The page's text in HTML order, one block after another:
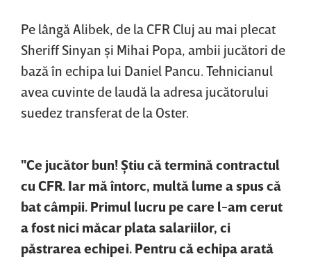
Pe lângă Alibek, de la CFR Cluj au mai plecat
Sheriff Sinyan şi Mihai Popa, ambii jucători de
bază în echipa lui Daniel Pancu. Tehnicianul
avea cuvinte de laudă la adresa jucătorului
suedez transferat de la Oster.
"Ce jucător bun! Ştiu că termină contractul
cu CFR. Iar mă întorc, multă lume a spus că
bat câmpii. Primul lucru pe care l-am cerut
a fost nici măcar plata salariilor, ci
păstrarea echipei. Pentru că echipa arată